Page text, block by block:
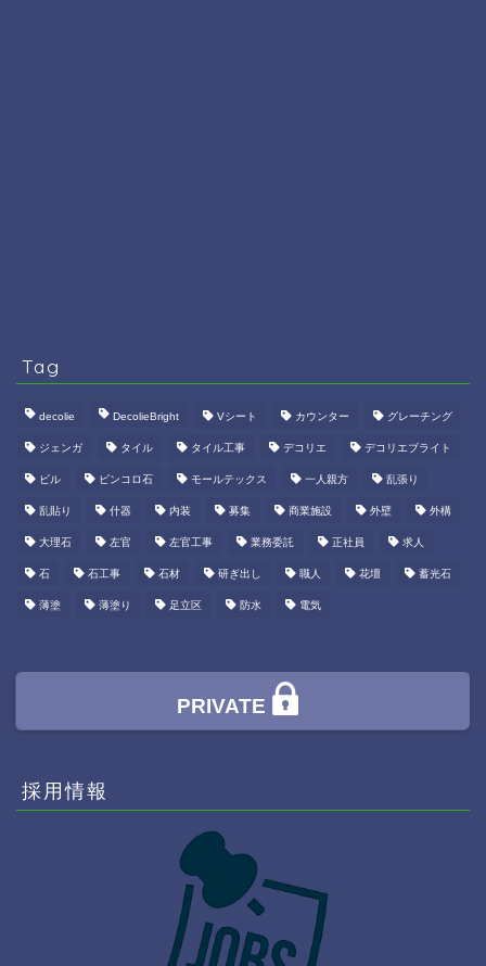
Tag
decolie DecolieBright Vシート カウンター グレーチング
ジェンガ タイル タイル工事 デコリエ デコリエブライト
ビル ピンコロ石 モールテックス 一人親方 乱張り
乱貼り 什器 内装 募集 商業施設 外壁 外構
大理石 左官 左官工事 業務委託 正社員 求人
石 石工事 石材 研ぎ出し 職人 花壇 蓄光石
薄塗 薄塗り 足立区 防水 電気
PRIVATE
採用情報